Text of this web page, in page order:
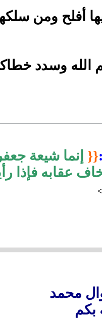
أفلح ومن
الله وسدد
{{ إنما شيعة
عقابه فإذا
>
محمد
بكم